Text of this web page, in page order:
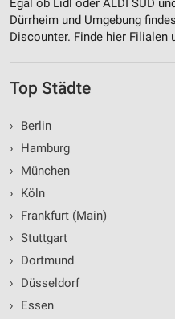
Egal ob Lidl oder ALDI SÜD
Dürrheim und Umgebung
Discounter. Finde hier Filialen
Top Städte
›
Berlin
›
Hamburg
›
München
›
Köln
›
Frankfurt (Main)
› Stuttgart
›
Dortmund
›
Düsseldorf
›
Essen